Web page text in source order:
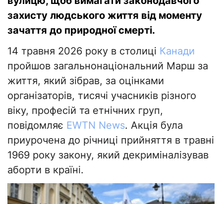
захисту людського життя від моменту
зачаття до природної смерті.
14 травня 2026 року в столиці Канади
пройшов загальнонаціональний Марш за
життя, який зібрав, за оцінками
організаторів, тисячі учасників різного
віку, професій та етнічних груп,
повідомляє EWTN News. Акція була
приурочена до річниці прийняття в травні
1969 року закону, який декриміналізував
аборти в країні.